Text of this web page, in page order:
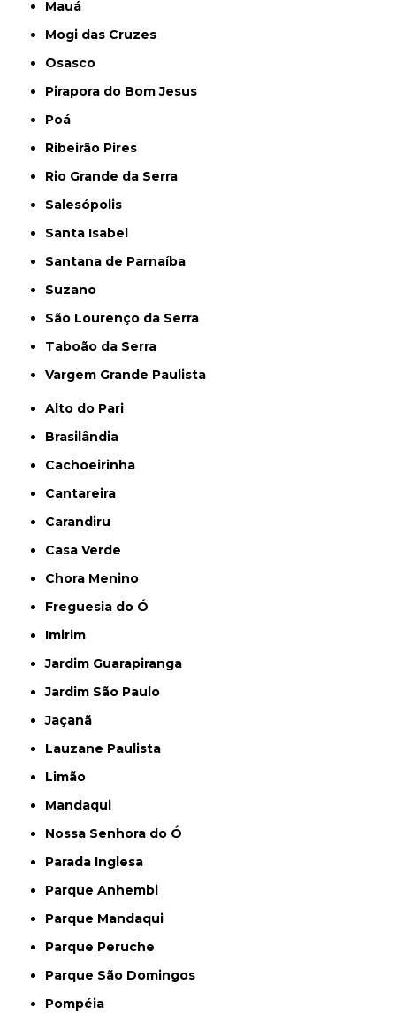
Mauá
Mogi das Cruzes
Osasco
Pirapora do Bom Jesus
Poá
Ribeirão Pires
Rio Grande da Serra
Salesópolis
Santa Isabel
Santana de Parnaíba
Suzano
São Lourenço da Serra
Taboão da Serra
Vargem Grande Paulista
Alto do Pari
Brasilândia
Cachoeirinha
Cantareira
Carandiru
Casa Verde
Chora Menino
Freguesia do Ó
Imirim
Jardim Guarapiranga
Jardim São Paulo
Jaçanã
Lauzane Paulista
Limão
Mandaqui
Nossa Senhora do Ó
Parada Inglesa
Parque Anhembi
Parque Mandaqui
Parque Peruche
Parque São Domingos
Pompéia